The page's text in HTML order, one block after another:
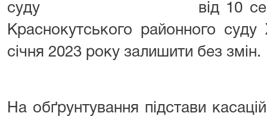
суду від 10 серпня
Краснокутського районного суду
січня 2023 року залишити без змін.
На обґрунтування підстави